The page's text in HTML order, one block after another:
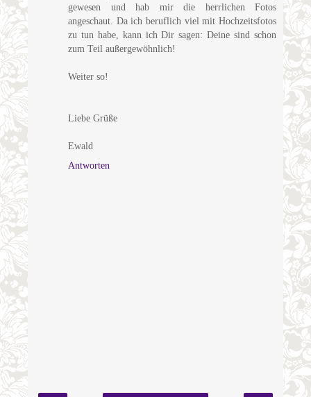
gewesen und hab mir die herrlichen Fotos
angeschaut. Da ich beruflich viel mit Hochzeitsfotos
zu tun habe, kann ich Dir sagen: Deine sind schon
zum Teil außergewöhnlich!
Weiter so!
Liebe Grüße
Ewald
Antworten